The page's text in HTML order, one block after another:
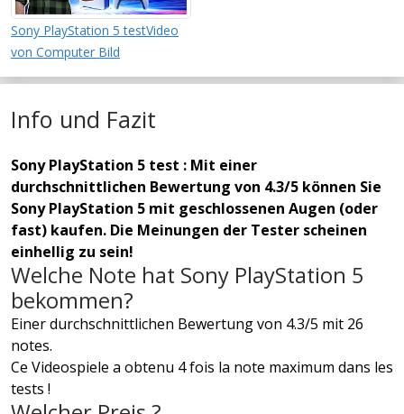
Sony PlayStation 5 testVideo
von Computer Bild
Info und Fazit
Sony PlayStation 5 test : Mit einer
durchschnittlichen Bewertung von 4.3/5 können Sie
Sony PlayStation 5 mit geschlossenen Augen (oder
fast) kaufen. Die Meinungen der Tester scheinen
einhellig zu sein!
Welche Note hat Sony PlayStation 5
bekommen?
Einer durchschnittlichen Bewertung von 4.3/5 mit 26
notes.
Ce Videospiele a obtenu 4 fois la note maximum dans les
tests !